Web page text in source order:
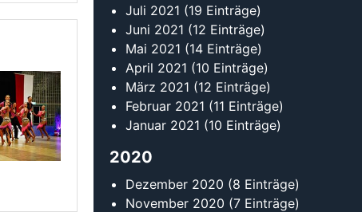
September 2020(8 Einträge)
August 2020(12 Einträge)
Juli 2020 (3 Einträge)
Juni 2020 (11 Einträge)
Mai 2020(8 Einträge)
April 2020(8 Einträge)
März 2020(23 Einträge)
Januar 2020
2019